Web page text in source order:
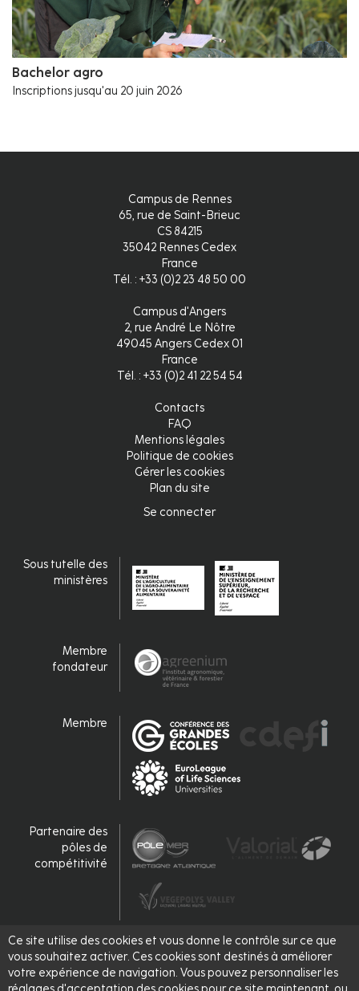
Ce site utilise des cookies et vous donne le contrôle sur ce que
vous souhaitez activer. Ces cookies sont destinés à améliorer
votre expérience de navigation. Vous pouvez personnaliser les
Bachelor agro
Inscriptions jusqu'au 20 juin 2026
Campus de Rennes
65, rue de Saint-Brieuc
CS 84215
35042 Rennes Cedex
France
Tél. : +33 (0)2 23 48 50 00
Campus d'Angers
2, rue André Le Nôtre
49045 Angers Cedex 01
France
Tél. : +33 (0)2 41 22 54 54
Contacts
FAQ
Mentions légales
Politique de cookies
Gérer les cookies
Plan du site
Se connecter
Sous tutelle des
ministères
Membre
fondateur
Membre
Partenaire des
pôles de
compétitivité
Accrédité,
labellisé